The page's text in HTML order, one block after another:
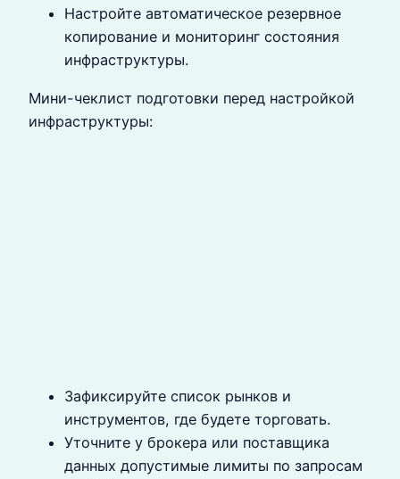
Настройте автоматическое резервное
копирование и мониторинг состояния
инфраструктуры.
Мини-чеклист подготовки перед настройкой
инфраструктуры:
Зафиксируйте список рынков и
инструментов, где будете торговать.
Уточните у брокера или поставщика
данных допустимые лимиты по запросам